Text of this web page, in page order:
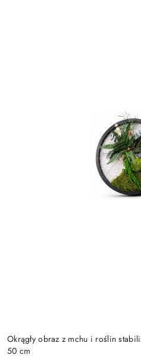
Okrągły obraz z mchu i roślin
50 cm